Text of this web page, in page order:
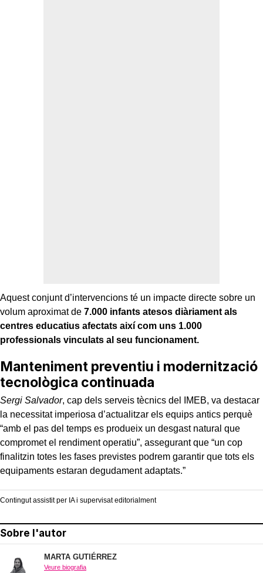
Aquest conjunt d’intervencions té un impacte directe sobre un
volum aproximat de 7.000 infants atesos diàriament als
centres educatius afectats així com uns 1.000
professionals vinculats al seu funcionament.
Manteniment preventiu i modernització
tecnològica continuada
Sergi Salvador, cap dels serveis tècnics del IMEB, va destacar
la necessitat imperiosa d’actualitzar els equips antics perquè
“amb el pas del temps es produeix un desgast natural que
compromet el rendiment operatiu”, assegurant que “un cop
finalitzin totes les fases previstes podrem garantir que tots els
equipaments estaran degudament adaptats.”
Contingut assistit per IA i supervisat editorialment
Sobre l'autor
MARTA GUTIÉRREZ
Veure biografia